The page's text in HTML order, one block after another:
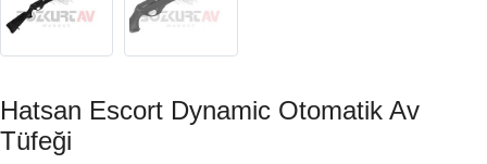
Hatsan Escort Dynamic Otomatik Av
Tüfeği